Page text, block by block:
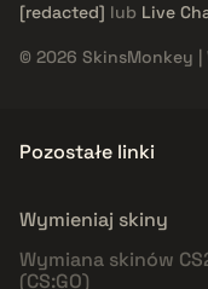
[redacted] lub Live
© 2026 SkinsMonkey |
Pozostałe linki
Wymieniaj skiny
Wymiana skinów
(CS:GO)